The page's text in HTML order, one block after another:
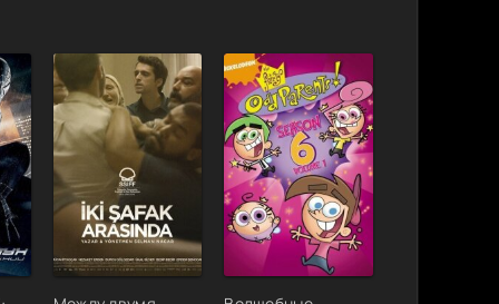
10.7 GB 1 0
BDRip
1.93 GB 1 0
2.94 GB 0